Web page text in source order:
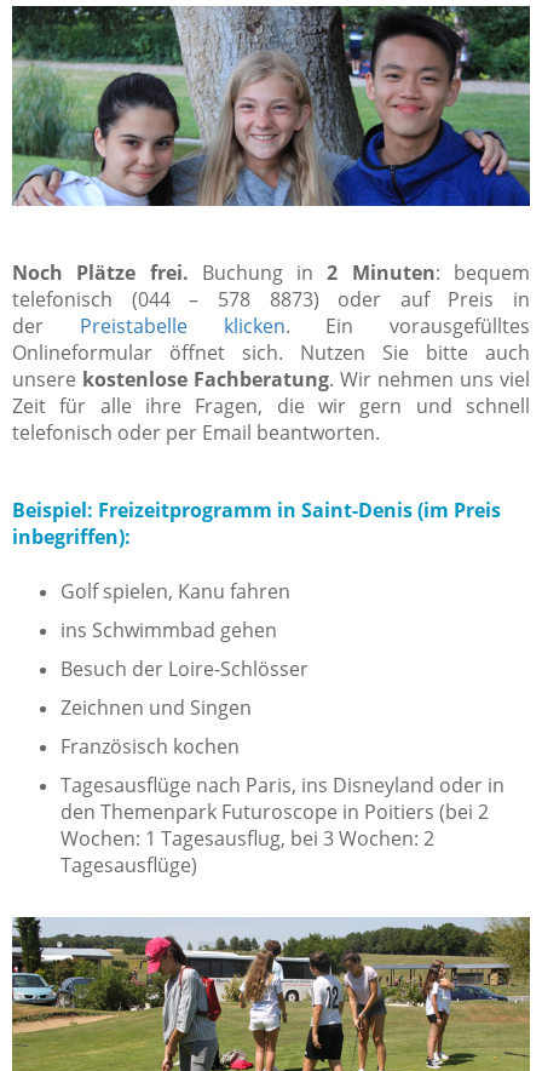
Noch Plätze frei. Buchung in2 Minuten: bequem
telefonisch (044 – 578 8873) oder auf Preis in
der Preistabelle klicken. Ein vorausgefülltes
Onlineformular öffnet sich. Nutzen Sie bitte auch
unsere kostenlose Fachberatung. Wir nehmen uns viel
Zeit für alle ihre Fragen, die wir gern und schnell
telefonisch oder per Email beantworten.
Beispiel: Freizeitprogramm in Saint-Denis (im Preis
inbegriffen):
Golf spielen, Kanu fahren
ins Schwimmbad gehen
Besuch der Loire-Schlösser
Zeichnen und Singen
Französisch kochen
Tagesausflüge nach Paris, ins Disneyland oder in
den Themenpark Futuroscope in Poitiers (bei 2
Wochen: 1 Tagesausflug, bei 3 Wochen: 2
Tagesausflüge)